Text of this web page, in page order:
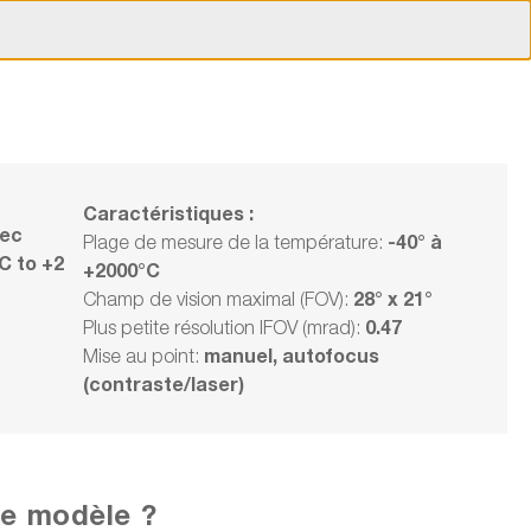
1024x768, -20°C to +2
Délai de livraison surdemande
44 359,00 CHF
to +2
Caractéristiques :
Plage de mesure de la température: -40° à
+2000°C
Champ de vision maximal (FOV): 28° x 21°
Plus petite résolution IFOV (mrad): 0.47
Mise au point: manuel, autofocus
(contraste/laser)
modèle ?